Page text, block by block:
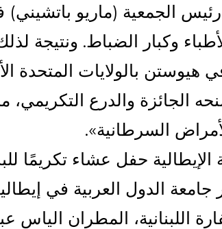
رئيس الجمعية (ماريو
وكبار الضباط. ونتيجة
بالولايات المتحدة
الجائزة والدرع التكريمي،
السرطانية».
الإيطالية حفل عشاء تكريمًا
الدول العربية في
اللبنانية، المطران